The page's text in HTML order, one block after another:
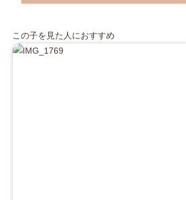
この子を見た人におすすめ